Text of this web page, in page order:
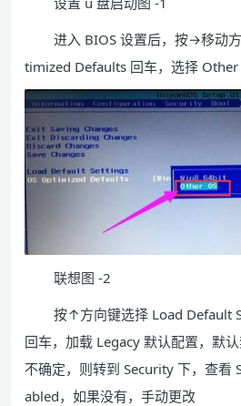
进入 BIOS 设置后，按→移动
timized Defaults 回车，选择 Other
联想图 -2
按↑方向键选择 Load Default
回车，加载 Legacy 默认配置，默
不确定，则转到 Security 下，查看
abled，如果没有，手动更改